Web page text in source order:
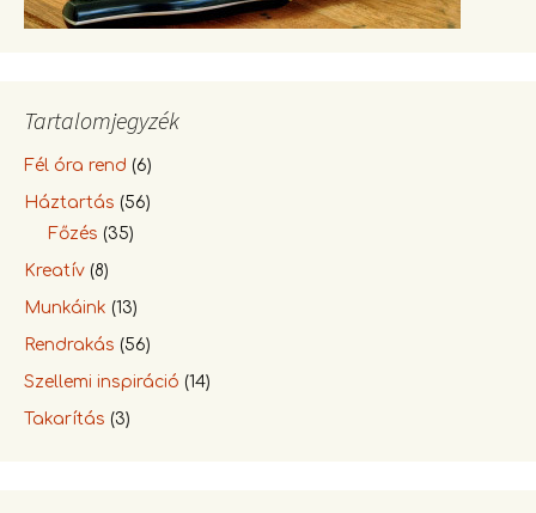
Tartalomjegyzék
Fél óra rend (6)
Háztartás (56)
Főzés (35)
Kreatív (8)
Munkáink (13)
Rendrakás (56)
Szellemi inspiráció (14)
Takarítás (3)